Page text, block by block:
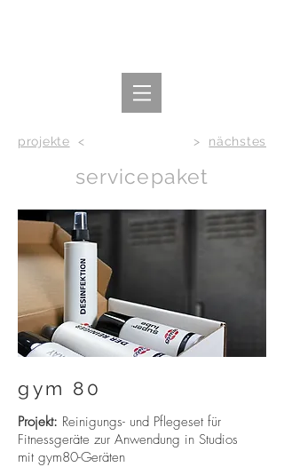
projekte < > nächstes
servicepaket
gym 80
Projekt: Reinigungs- und Pflegeset für
Fitnessgeräte zur Anwendung in Studios
mit gym80-Geräten